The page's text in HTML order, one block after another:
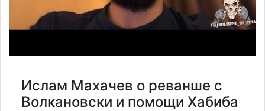
Ислам Махачев о реванше с
Волкановски и помощи Хабиба